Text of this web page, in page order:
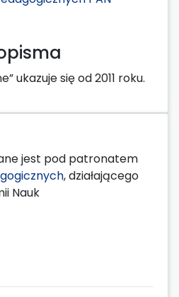
ukazuje się od 2011 roku.
jest pod patronatem
, działającego
Nauk